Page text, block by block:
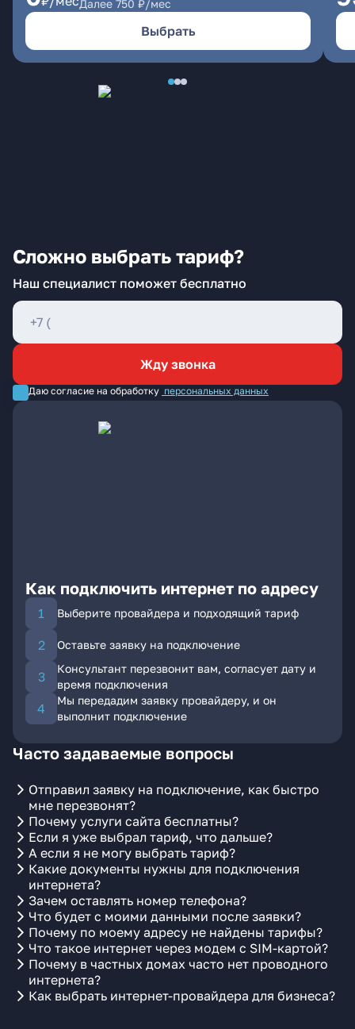
Далее 750 ₽/мес
Выбрать
Сложно выбрать тариф?
Наш специалист поможет бесплатно
Жду звонка
Даю согласие на обработку персональных данных
Как подключить интернет по адресу
Выберите провайдера и подходящий тариф
Оставьте заявку на подключение
Консультант перезвонит вам, согласует дату и
время подключения
Мы передадим заявку провайдеру, и он
выполнит подключение
Часто задаваемые вопросы
Отправил заявку на подключение, как быстро
мне перезвонят?
Почему услуги сайта бесплатны?
Если я уже выбрал тариф, что дальше?
А если я не могу выбрать тариф?
Какие документы нужны для подключения
интернета?
Зачем оставлять номер телефона?
Что будет с моими данными после заявки?
Почему по моему адресу не найдены тарифы?
Что такое интернет через модем с SIM-картой?
Почему в частных домах часто нет проводного
интернета?
Как выбрать интернет-провайдера для бизнеса?